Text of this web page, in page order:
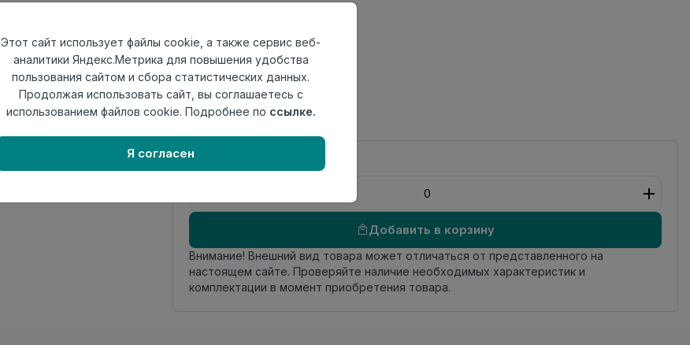
Толщина
защитного
слоя
0,40мм
АктуальностьАктуален
Страна
Добавить в корзину
Внимание! Внешний вид товара может отличаться от представленного на
настоящем сайте. Проверяйте наличие необходимых характеристик и
комплектации в момент приобретения товара.
Этот сайт использует файлы cookie, а также сервис веб-
аналитики Яндекс.Метрика для повышения удобства
пользования сайтом и сбора статистических данных.
Продолжая использовать сайт, вы соглашаетесь с
использованием файлов cookie. Подробнее по ссылке.
Я согласен